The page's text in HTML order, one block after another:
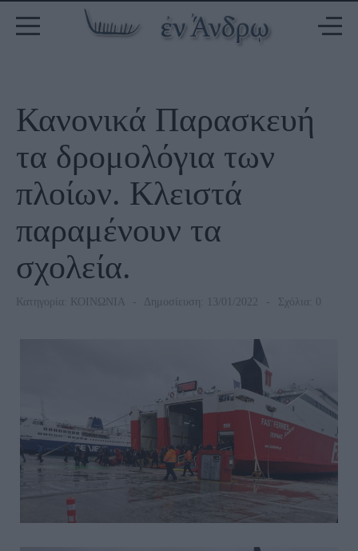
Κανονικά Παρασκευή
τα δρομολόγια των
πλοίων. Κλειστά
παραμένουν τα
σχολεία.
Κατηγορία: ΚΟΙΝΩΝΙΑ Δημοσίευση: 13/01/2022 Σχόλια: 0